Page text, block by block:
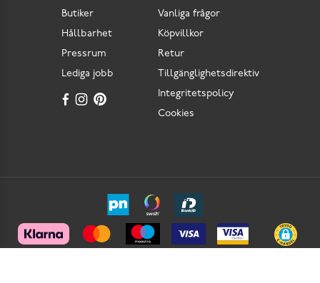
Vanliga frågor
Köpvillkor
Retur
Tillgänglighetsdirektiv
Integritetspolicy
Cookies
Butiker
Hållbarhet
Pressrum
Lediga jobb